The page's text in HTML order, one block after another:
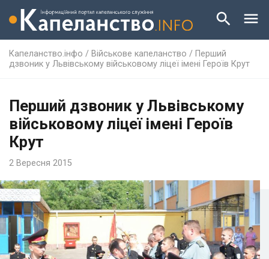
Капеланство.інфо / Військове капеланство / Перший
дзвоник у Львівському військовому ліцеї імені Героїв Крут
Перший дзвоник у Львівському
військовому ліцеї імені Героїв
Крут
2 Вересня 2015